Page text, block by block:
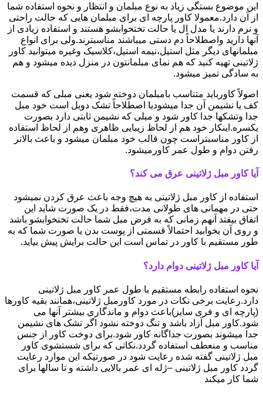
این موضوع بستگی زیاد به نوع مبلمان و انتظار و نحوه استفاده شما
از آن دارد.معمولا کاور پارچه ای برای مبلمان هایی که حالت راحتی
و نرم دارند یا مدل ال یا حالت تختخوابشو هستند و استفاده زیادی از
آنها دارید واصطلاحاً دم دستی میباشند مناسبترند.ولی برای انواع
مبلمانهای دیگر مثل استیل،نیمه استیل،کلاسیک وغیره میتوانید کاور
ژلاتینی تهیه کنید که هم نمای مبلمانتون در منزل دیده میشود و هم
به سادگی تمیز میشود.
اصولاً کاورباید متناسب بامبلمان دوخته شود یعنی مبلی که قسمت
کف یا نشیمن آن جدا میشودیا اصطلاحاً تشک دوبل است خود مبل
جدا وتشکها جدا کاور شود و مبلی که نشیمن ثابتی دارد بصورت
یکسره.اینکار خود هم از لحاظ زیبایی ظاهری وهم از لحاظ استفاده
از کاور مناسبتراست چون قالب خود مبلمان میشود و باعث بالاتر
رفتن دوام و طول عمر کاورمیشود.
آیا کاور مبل ژلاتینی عرق می کند؟
استفاده از کاور مبل ژلاتینی به هیچ وجه باعث عرق کردن نمیشود
حتی در مهمانی های طولانی مدت،فقط در یک صورت شاید این
اتفاق بیفتد آنهم زمانی که به فرض مبل شما حالت تختخوابشو باشد
و روی آن بخوابید احتمالاً قسمتی از پوست بدن یا صورت شما که به
طور مستقیم با کاور در تماس است این حالت برایش پیش بیاید.
آیا کاور مبل ژلاتینی دوام دارد؟
نحوه استفاده رابطه مستقیم با طول عمر کاور مبل ژلاتینی
دارد.رعایت برخی نکات در مورد کاورمبل ژلاتینی،همانند بقیه کاورها
(پارچه ای و فری سایز)باعث دوام و ماندگاری بیشتر آنها می
شود.کاور مبل آزاد باشد و تنگ دوخته نشود اگر تشک های نشیمن
جدا میشوند بصورت جداگانه کاور شود.برای دوخت کاور از جنس
مناسب و منعطف استفاده گردد.نکاتی که برای شستشوی کاور
مبل ژلاتینی گفته شده رعایت شود در صورتیکه این موارد رعایت
گردد کاور مبل ژلاتینی –ژله ای عمر بالایی داشته و تا سالها برای
شما کار میکند